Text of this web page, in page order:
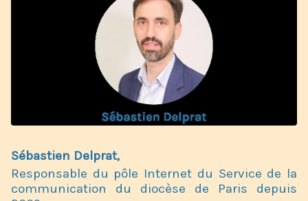
Sébastien Delprat,
Responsable du pôle Internet du Service de la
communication du diocèse de Paris depuis